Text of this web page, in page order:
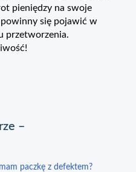
pieniędzy na swoje
się pojawić w
przetworzenia.
–
paczkę z defektem?